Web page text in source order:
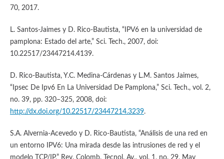
70, 2017.
L. Santos-Jaimes y D. Rico-Bautista, “IPV6 en la universidad de
pamplona: Estado del arte,” Sci. Tech., 2007, doi:
10.22517/23447214.4139.
D. Rico-Bautista, Y.C. Medina-Cárdenas y L.M. Santos Jaimes,
“Ipsec De Ipv6 En La Universidad De Pamplona,” Sci. Tech., vol. 2,
no. 39, pp. 320–325, 2008, doi:
http://dx.doi.org/10.22517/23447214.3239.
S.A. Alvernia-Acevedo y D. Rico-Bautista, “Análisis de una red en
un entorno IPV6: Una mirada desde las intrusiones de red y el